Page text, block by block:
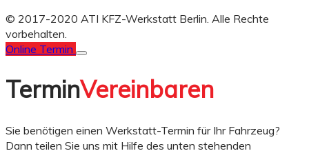
© 2017-2020 ATI KFZ-Werkstatt Berlin. Alle Rechte
vorbehalten.
Online Termin
TerminVereinbaren
Sie benötigen einen Werkstatt-Termin für Ihr Fahrzeug?
Dann teilen Sie uns mit Hilfe des unten stehenden